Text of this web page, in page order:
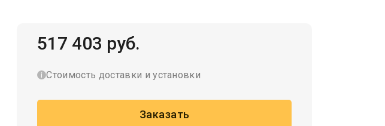
517 403 руб.
Стоимость доставки и установки
Заказать